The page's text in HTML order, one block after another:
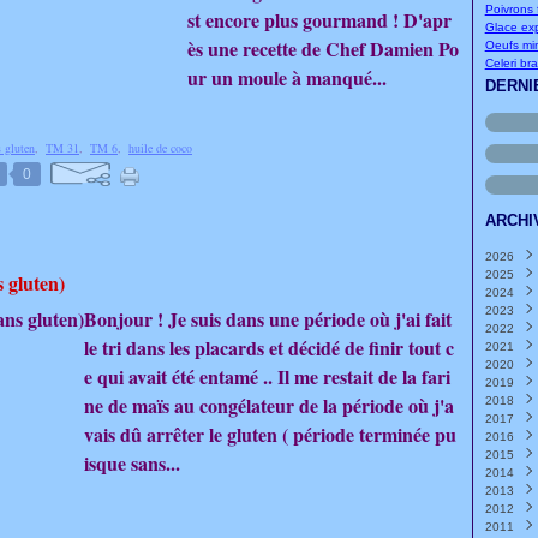
st encore plus gourmand ! D'apr
ès une recette de Chef Damien Po
ur un moule à manqué...
gluten, TM 31, TM 6, huile de coco
0
gluten)
Bonjour ! Je suis dans une période où j'ai fait
le tri dans les placards et décidé de finir tout c
e qui avait été entamé .. Il me restait de la fari
ne de maïs au congélateur de la période où j'a
vais dû arrêter le gluten ( période terminée pu
isque sans...
Poivrons
Glace
Oeufs
Celeri
2026
Août
Juillet
Juin
Mai
Avril
Mars
2025
Août
Juillet
Juin
Mai
Avril
Mars
2024
Août
Juillet
Juin
Mai
Avril
Mars
2023
Août
Juillet
Juin
Mai
Avril
Mars
2022
Août
Juillet
Juin
Mai
Avril
Mars
2021
Août
Juillet
Juin
Mai
Avril
Mars
2020
Août
Juillet
Juin
Mai
Avril
2019
Août
Juillet
Juin
Mai
2018
Août
Juillet
Juin
2017
Août
Juillet
2016
Août
2015
2014
2013
2012
2011